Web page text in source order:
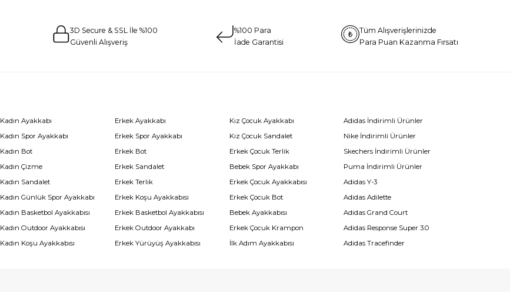
3D Secure & SSL İle %100
Güvenli Alışveriş
%100 Para
İade Garantisi
Tüm Alışverişlerinizde
Para Puan Kazanma Fırsatı
Kadın Ayakkabı
Kadın Spor Ayakkabı
Kadın Bot
Kadın Çizme
Kadın Sandalet
Kadın Günlük Spor Ayakkabı
Kadın Basketbol Ayakkabısı
Kadın Outdoor Ayakkabısı
Kadın Koşu Ayakkabısı
Erkek Ayakkabı
Erkek Spor Ayakkabı
Erkek Bot
Erkek Sandalet
Erkek Terlik
Erkek Koşu Ayakkabısı
Erkek Basketbol Ayakkabısı
Erkek Outdoor Ayakkabı
Erkek Yürüyüş Ayakkabısı
Kız Çocuk Ayakkabı
Kız Çocuk Sandalet
Erkek Çocuk Terlik
Bebek Spor Ayakkabı
Erkek Çocuk Ayakkabısı
Erkek Çocuk Bot
Bebek Ayakkabısı
Erkek Çocuk Krampon
İlk Adım Ayakkabısı
Adidas İndirimli Ürünler
Nike İndirimli Ürünler
Skechers İndirimli Ürünler
Puma İndirimli Ürünler
Adidas Y-3
Adidas Adilette
Adidas Grand Court
Adidas Response Super 3.0
Adidas Tracefinder